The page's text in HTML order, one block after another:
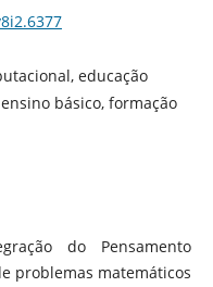
educação
básico, formação
do Pensamento
problemas matemáticos